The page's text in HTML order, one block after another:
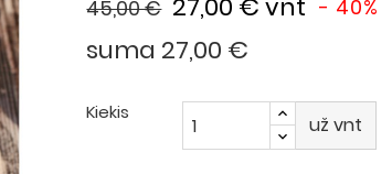
27,00 € vnt - 40%
45,00 €
suma 27,00 €
Kiekis
už vnt